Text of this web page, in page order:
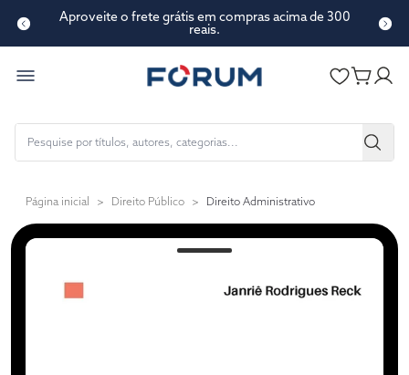
Aproveite o frete grátis em compras acima de 300
reais.
Página inicial > Direito Público > Direito Administrativo